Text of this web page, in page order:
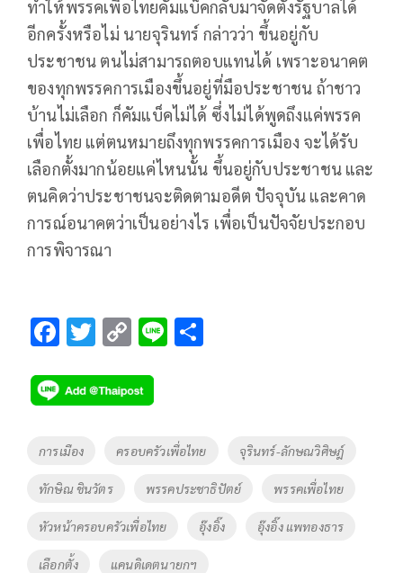
ทำให้พรรคเพื่อไทยคัมแบ็คกลับมาจัดตั้งรัฐบาลได้
อีกครั้งหรือไม่ นายจุรินทร์ กล่าวว่า ขึ้นอยู่กับ
ประชาชน ตนไม่สามารถตอบแทนได้ เพราะอนาคต
ของทุกพรรคการเมืองขึ้นอยู่ที่มือประชาชน ถ้าชาว
บ้านไม่เลือก ก็คัมแบ็คไม่ได้ ซึ่งไม่ได้พูดถึงแค่พรรค
เพื่อไทย แต่ตนหมายถึงทุกพรรคการเมือง จะได้รับ
เลือกตั้งมากน้อยแค่ไหนนั้น ขึ้นอยู่กับประชาชน และ
ตนคิดว่าประชาชนจะติดตามอดีต ปัจจุบัน และคาด
การณ์อนาคตว่าเป็นอย่างไร เพื่อเป็นปัจจัยประกอบ
การพิจารณา
F
e
b
o
o
k
T
tt
er
C
p
y
Li
Li
Tags
การเมือง ครอบครัวเพื่อไทย จุรินทร์-ลักษณวิศิษฎ์
ทักษิณ ชินวัตร พรรคประชาธิปัตย์ พรรคเพื่อไทย
หัวหน้าครอบครัวเพื่อไทย อุ๊งอิ๊ง อุ๊งอิ๊ง แพทองธาร
เลือกตั้ง แคนดิเดตนายกฯ